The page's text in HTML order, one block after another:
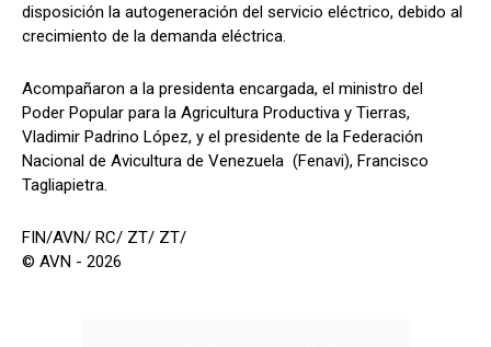
disposición la autogeneración del servicio eléctrico, debido al
crecimiento de la demanda eléctrica.
Acompañaron a la presidenta encargada, el ministro del
Poder Popular para la Agricultura Productiva y Tierras,
Vladimir Padrino López, y el presidente de la Federación
Nacional de Avicultura de Venezuela (Fenavi), Francisco
Tagliapietra.
FIN/AVN/ RC/ ZT/ ZT/
© AVN - 2026